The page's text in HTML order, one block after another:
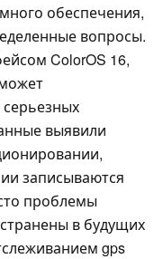
обеспечения,
вопросы.
ColorOS 16,
серьезных
выявили
записываются
проблемы
в будущих
gps